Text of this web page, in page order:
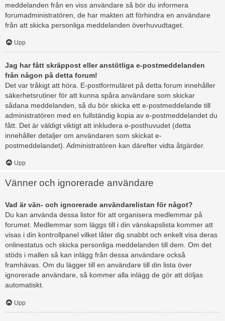
meddelanden från en viss användare så bör du informera
forumadministratören, de har makten att förhindra en användare
från att skicka personliga meddelanden överhuvudtaget.
Upp
Jag har fått skräppost eller anstötliga e-postmeddelanden
från någon på detta forum!
Det var tråkigt att höra. E-postformuläret på detta forum innehåller
säkerhetsrutiner för att kunna spåra användare som skickar
sådana meddelanden, så du bör skicka ett e-postmeddelande till
administratören med en fullständig kopia av e-postmeddelandet du
fått. Det är väldigt viktigt att inkludera e-posthuvudet (detta
innehåller detaljer om användaren som skickat e-
postmeddelandet). Administratören kan därefter vidta åtgärder.
Upp
Vänner och ignorerade användare
Vad är vän- och ignorerade användarelistan för något?
Du kan använda dessa listor för att organisera medlemmar på
forumet. Medlemmar som läggs till i din vänskapslista kommer att
visas i din kontrollpanel vilket låter dig snabbt och enkelt visa deras
onlinestatus och skicka personliga meddelanden till dem. Om det
stöds i mallen så kan inlägg från dessa användare också
framhävas. Om du lägger till en användare till din lista över
ignorerade användare, så kommer alla inlägg de gör att döljas
automatiskt.
Upp